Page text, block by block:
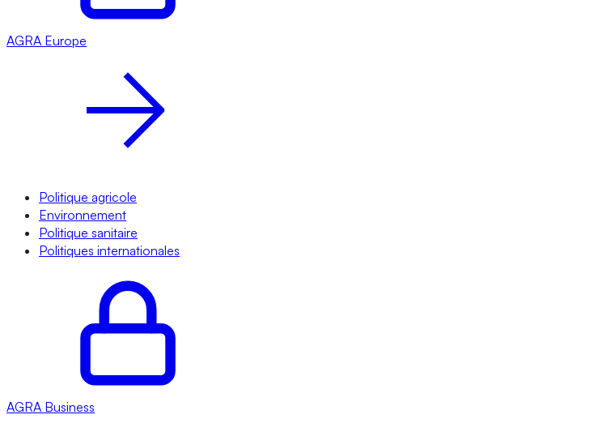
AGRA Europe
Politique agricole
Environnement
Politique sanitaire
Politiques internationales
AGRA Business